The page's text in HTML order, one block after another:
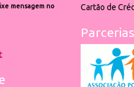
mensagem no
Cartão de
Parcerias